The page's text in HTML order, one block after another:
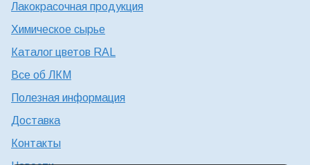
Лакокрасочная продукция
Химическое сырье
Каталог цветов RAL
Все об ЛКМ
Полезная информация
Доставка
Контакты